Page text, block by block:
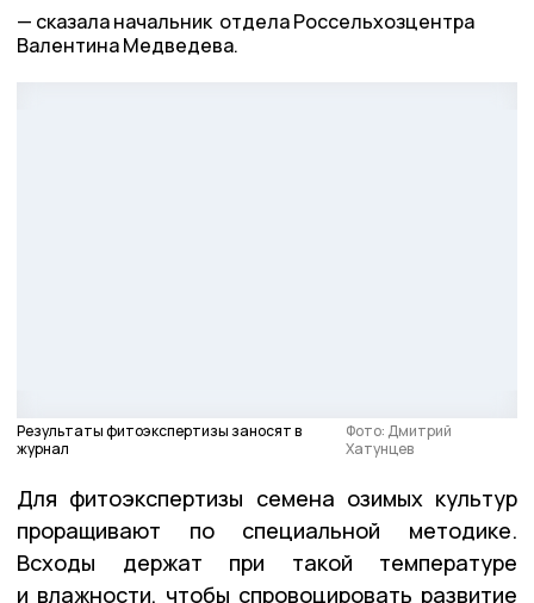
сказала начальник отдела Россельхозцентра
Валентина Медведева.
Результаты фитоэкспертизы заносят в
журнал
Фото: Дмитрий
Хатунцев
Для фитоэкспертизы семена озимых культур
проращивают по специальной методике.
Всходы держат при такой температуре
и влажности, чтобы спровоцировать развитие